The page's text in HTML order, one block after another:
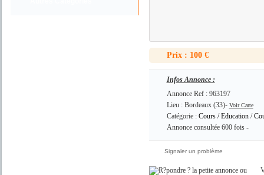
Prix : 100 €
Infos Annonce :
Annonce Ref : 963197
Lieu : Bordeaux (33)- Voir Carte
Catégorie : Cours / Education/
Annonce consultée 600 fois -
Signaler un problème
ou